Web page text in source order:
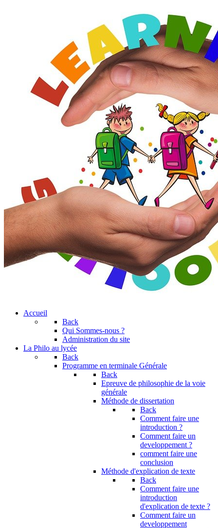
Accueil
Back
Qui Sommes-nous ?
Administration du site
La Philo au lycée
Back
Programme en terminale Générale
Back
Epreuve de philosophie de la voie
générale
Méthode de dissertation
Back
Comment faire une
introduction ?
Comment faire un
developpement ?
comment faire une
conclusion
Méthode d'explication de texte
Back
Comment faire une
introduction
d'explication de texte ?
Comment faire un
developpement